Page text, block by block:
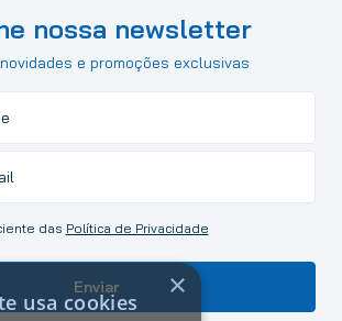
nossa newsletter
e promoções exclusivas
das Política de Privacidade
Enviar ×
usa cookies